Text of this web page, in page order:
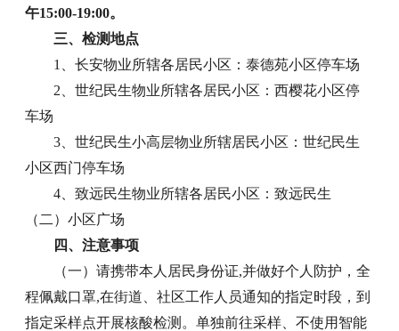
午15:00-19:00。
三、检测地点
1、长安物业所辖各居民小区：泰德苑小区停车场
2、世纪民生物业所辖各居民小区：西樱花小区停
车场
3、世纪民生小高层物业所辖居民小区：世纪民生
小区西门停车场
4、致远民生物业所辖各居民小区：致远民生
（二）小区广场
四、注意事项
（一）请携带本人居民身份证,并做好个人防护，全
程佩戴口罩,在街道、社区工作人员通知的指定时段，到
指定采样点开展核酸检测。单独前往采样、不使用智能